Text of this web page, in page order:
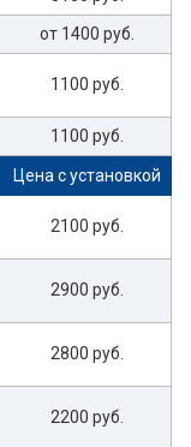
от 1400 руб.
1100 руб.
1100 руб.
Цена с установкой
2100 руб.
2900 руб.
2800 руб.
2200 руб.